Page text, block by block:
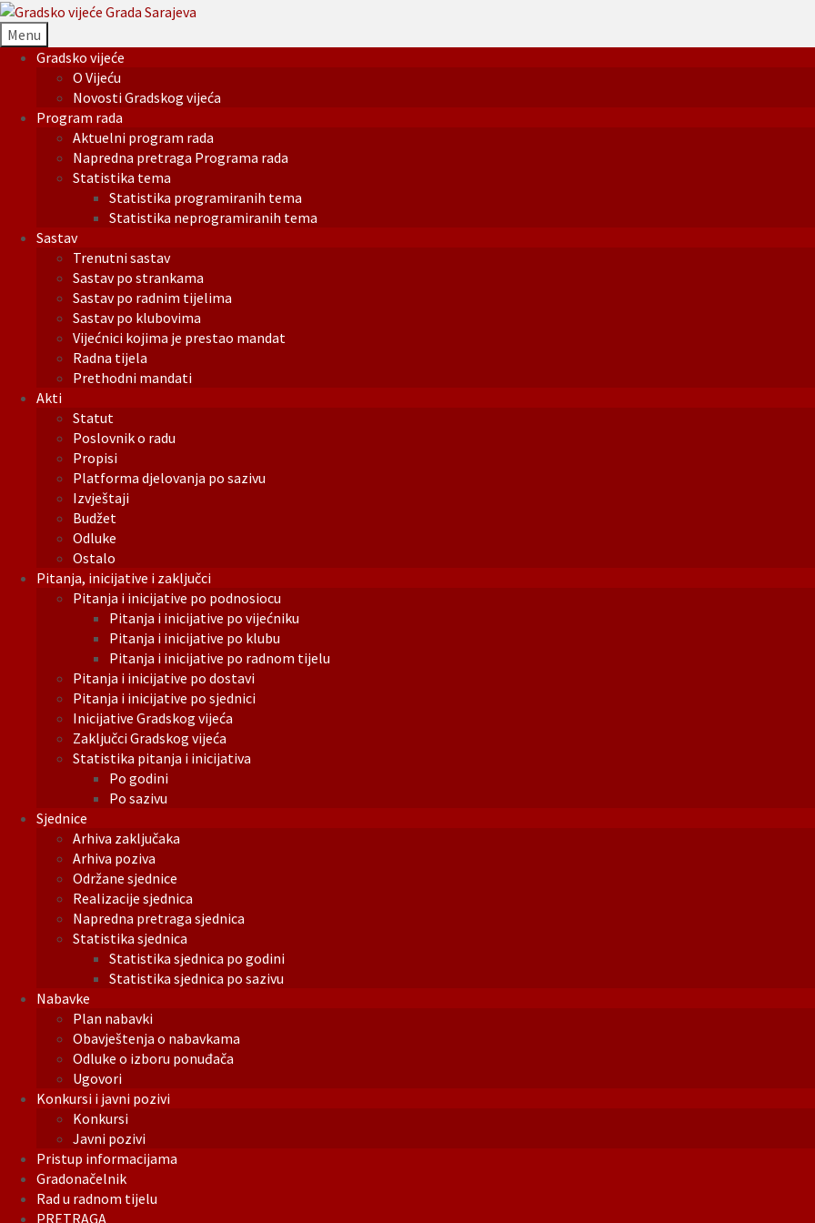
Menu
Gradsko vijeće
O Vijeću
Novosti Gradskog vijeća
Program rada
Aktuelni program rada
Napredna pretraga Programa rada
Statistika tema
Statistika programiranih tema
Statistika neprogramiranih tema
Sastav
Trenutni sastav
Sastav po strankama
Sastav po radnim tijelima
Sastav po klubovima
Vijećnici kojima je prestao mandat
Radna tijela
Prethodni mandati
Akti
Statut
Poslovnik o radu
Propisi
Platforma djelovanja po sazivu
Izvještaji
Budžet
Odluke
Ostalo
Pitanja, inicijative i zaključci
Pitanja i inicijative po podnosiocu
Pitanja i inicijative po vijećniku
Pitanja i inicijative po klubu
Pitanja i inicijative po radnom tijelu
Pitanja i inicijative po dostavi
Pitanja i inicijative po sjednici
Inicijative Gradskog vijeća
Zaključci Gradskog vijeća
Statistika pitanja i inicijativa
Po godini
Po sazivu
Sjednice
Arhiva zaključaka
Arhiva poziva
Održane sjednice
Realizacije sjednica
Napredna pretraga sjednica
Statistika sjednica
Statistika sjednica po godini
Statistika sjednica po sazivu
Nabavke
Plan nabavki
Obavještenja o nabavkama
Odluke o izboru ponuđača
Ugovori
Konkursi i javni pozivi
Konkursi
Javni pozivi
Pristup informacijama
Gradonačelnik
Rad u radnom tijelu
PRETRAGA